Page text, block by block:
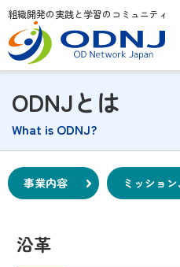
組織開発の実践と学習のコミュニティ
ODNJとは
What is ODNJ?
事業内容 ミッショ
沿革